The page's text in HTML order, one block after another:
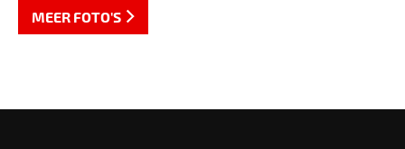
MEER FOTO'S